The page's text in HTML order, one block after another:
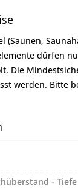
(Saunen,
dürfen
Die
werden. Bitte
- Tiefe